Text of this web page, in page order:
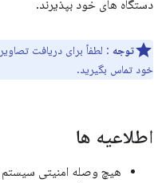
دستگاه های خود بپذیرند.
توجه : لطفاً برای دریافت
خود تماس بگیرید.
اطلاعیه ها